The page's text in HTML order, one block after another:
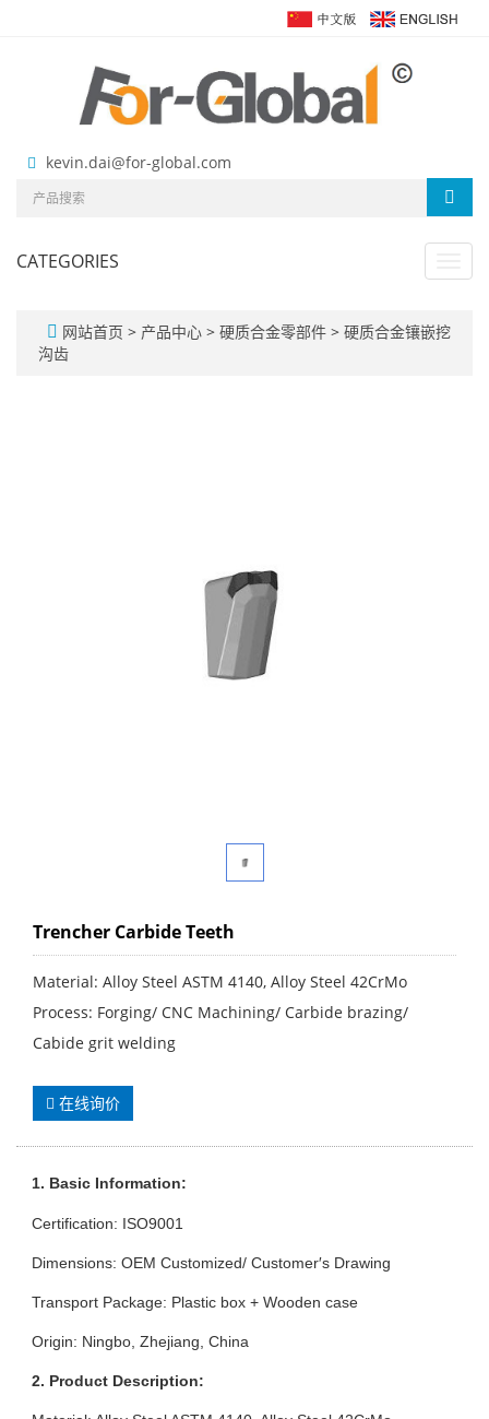
kevin.dai@for-global.com
CATEGORIES
网站首页 > 产品中心 > 硬质合金零部件 > 硬质合金镶嵌挖
沟齿
Trencher Carbide Teeth
Material: Alloy Steel ASTM 4140, Alloy Steel 42CrMo
Process: Forging/ CNC Machining/ Carbide brazing/
Cabide grit welding
在线询价
1. Basic Information:
Certification: ISO9001
Dimensions: OEM Customized/ Customer′s Drawing
Transport Package: Plastic box + Wooden case
Origin: Ningbo, Zhejiang, China
2. Product Description: